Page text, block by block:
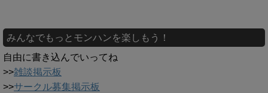
みんなでもっとモンハンを楽しもう！
自由に書き込んでいってね
>>雑談掲示板
>>サークル募集掲示板